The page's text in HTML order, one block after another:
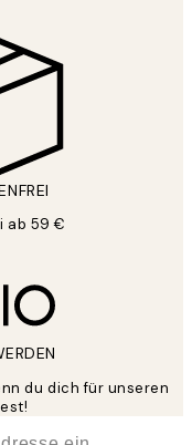
ab 59 €
du dich für unseren